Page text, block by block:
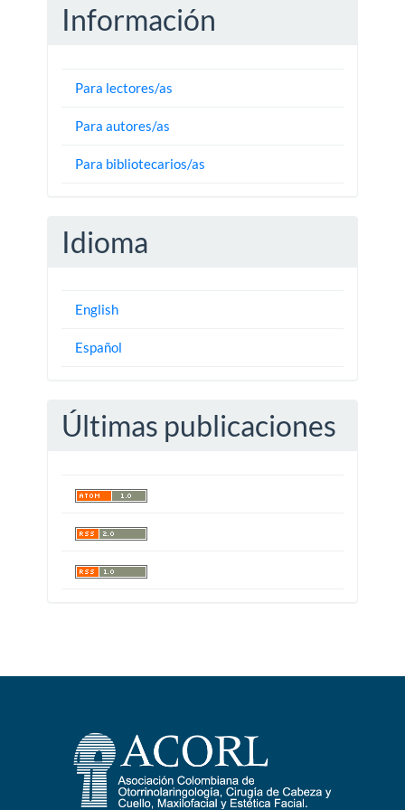
Información
Para lectores/as
Para autores/as
Para bibliotecarios/as
Idioma
English
Español
Últimas publicaciones